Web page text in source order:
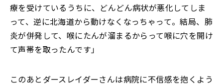
療を受けているうちに、どんどん病状が悪化してしま
って、逆に北海道から動けなくなっちゃって。結局、肺
炎が併発して、喉にたんが溜まるからって喉に穴を開け
て声帯を取ったんです」
このあとダースレイダーさんは病院に不信感を抱くよう